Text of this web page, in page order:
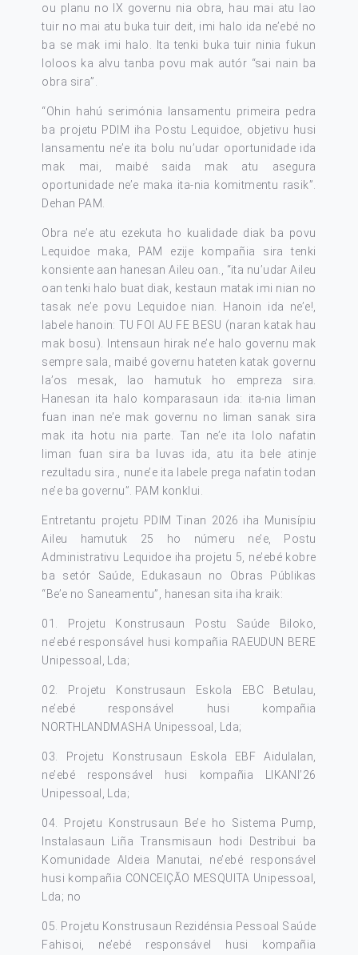
ou planu no IX governu nia obra, hau mai atu lao
tuir no mai atu buka tuir deit, imi halo ida ne’ebé no
ba se mak imi halo. Ita tenki buka tuir ninia fukun
loloos ka alvu tanba povu mak autór “sai nain ba
obra sira”.
“Ohin hahú serimónia lansamentu primeira pedra
ba projetu PDIM iha Postu Lequidoe, objetivu husi
lansamentu ne’e ita bolu nu’udar oportunidade ida
mak mai, maibé saida mak atu asegura
oportunidade ne’e maka ita-nia komitmentu rasik”.
Dehan PAM.
Obra ne’e atu ezekuta ho kualidade diak ba povu
Lequidoe maka, PAM ezije kompañia sira tenki
konsiente aan hanesan Aileu oan., “ita nu’udar Aileu
oan tenki halo buat diak, kestaun matak imi nian no
tasak ne’e povu Lequidoe nian. Hanoin ida ne’e!,
labele hanoin: TU FOI AU FE BESU (naran katak hau
mak bosu). Intensaun hirak ne’e halo governu mak
sempre sala, maibé governu hateten katak governu
la’os mesak, lao hamutuk ho empreza sira.
Hanesan ita halo komparasaun ida: ita-nia liman
fuan inan ne’e mak governu no liman sanak sira
mak ita hotu nia parte. Tan ne’e ita lolo nafatin
liman fuan sira ba luvas ida, atu ita bele atinje
rezultadu sira., nune’e ita labele prega nafatin todan
ne’e ba governu”. PAM konklui.
Entretantu projetu PDIM Tinan 2026 iha Munisípiu
Aileu hamutuk 25 ho númeru ne’e, Postu
Administrativu Lequidoe iha projetu 5, ne’ebé kobre
ba setór Saúde, Edukasaun no Obras Públikas
“Be’e no Saneamentu”, hanesan sita iha kraik:
01. Projetu Konstrusaun Postu Saúde Biloko,
ne’ebé responsável husi kompañia RAEUDUN BERE
Unipessoal, Lda;
02. Projetu Konstrusaun Eskola EBC Betulau,
ne’ebé responsável husi kompañia
NORTHLANDMASHA Unipessoal, Lda;
03. Projetu Konstrusaun Eskola EBF Aidulalan,
ne’ebé responsável husi kompañia LIKANI’26
Unipessoal, Lda;
04. Projetu Konstrusaun Be’e ho Sistema Pump,
Instalasaun Liña Transmisaun hodi Destribui ba
Komunidade Aldeia Manutai, ne’ebé responsável
husi kompañia CONCEIÇÃO MESQUITA Unipessoal,
Lda; no
05. Projetu Konstrusaun Rezidénsia Pessoal Saúde
Fahisoi, ne’ebé responsável husi kompañia